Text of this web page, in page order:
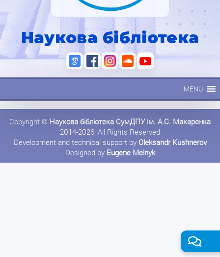
Наукова бібліотека
MENU
Copyright © Наукова бібліотека СумДПУ ім. А.С. Макаренка
2014-2026, All Rights Reserved
Development and technical support by Oleksandr Kushnerov
Designed by Eugene Melnyk